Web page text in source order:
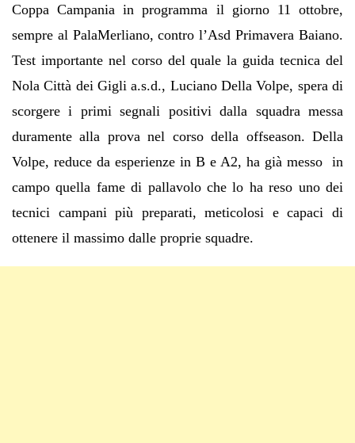
Coppa Campania in programma il giorno 11 ottobre,
sempre al PalaMerliano, contro l’Asd Primavera Baiano.
Test importante nel corso del quale la guida tecnica del
Nola Città dei Gigli a.s.d., Luciano Della Volpe, spera di
scorgere i primi segnali positivi dalla squadra messa
duramente alla prova nel corso della offseason. Della
Volpe, reduce da esperienze in B e A2, ha già messo in
campo quella fame di pallavolo che lo ha reso uno dei
tecnici campani più preparati, meticolosi e capaci di
ottenere il massimo dalle proprie squadre.